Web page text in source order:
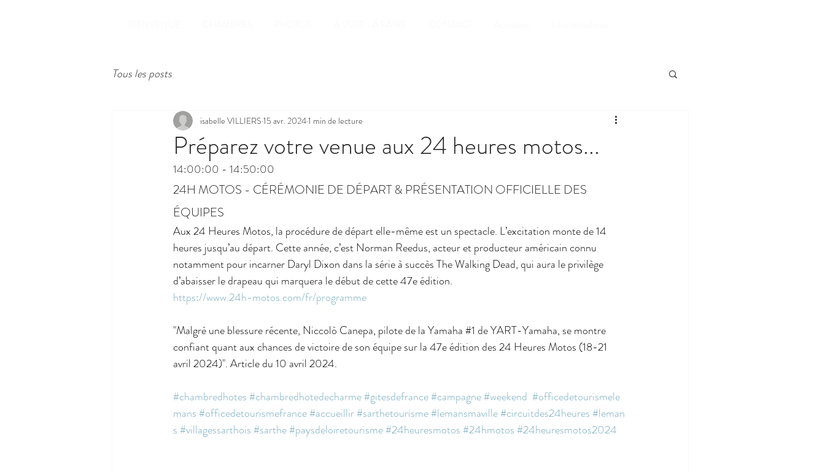
Tous les posts
Préparez votre venue aux 24 heures motos...
isabelle VILLIERS 15 avr. 20241 min de lecture
14:00:00 - 14:50:00
24H MOTOS - CÉRÉMONIE DE DÉPART & PRÉSENTATION OFFICIELLE DES
ÉQUIPES
Aux 24 Heures Motos, la procédure de départ elle-même est un spectacle. L’excitation monte de 14
heures jusqu’au départ. Cette année, c’est Norman Reedus, acteur et producteur américain connu
notamment pour incarner Daryl Dixon dans la série à succès The Walking Dead, qui aura le privilège
d’abaisser le drapeau qui marquera le début de cette 47e édition.
https://www.24h-motos.com/fr/programme
"Malgré une blessure récente, Niccolò Canepa, pilote de la Yamaha #1 de YART-Yamaha, se montre
confiant quant aux chances de victoire de son équipe sur la 47e édition des 24 Heures Motos (18-21
avril 2024)". Article du 10 avril 2024.
#chambredhotes #chambredhotedecharme#gitesdefrance#campagne#weekend #officedetourismele
mans #officedetourismefrance#accueillir#sarthetourisme#lemansmaville#circuitdes24heures #leman
s #villagessarthois #sarthe#paysdeloiretourisme#24heuresmotos #24hmotos #24heuresmotos2024